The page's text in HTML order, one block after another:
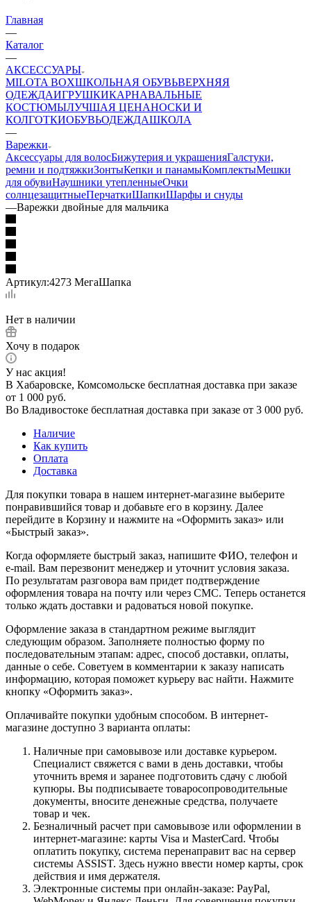
Главная
—
Каталог
—
АКСЕССУАРЫ
MILOTA BOXШКОЛЬНАЯ ОБУВЬВЕРХНЯЯ
ОДЕЖДАИГРУШКИКАРНАВАЛЬНЫЕ
КОСТЮМЫЛУЧШАЯ ЦЕНАНОСКИ И
КОЛГОТКИОБУВЬОДЕЖДАШКОЛА
—
Варежки
Аксессуары для волосБижутерия и украшенияГалстуки,
ремни и подтяжкиЗонтыКепки и панамыКомплектыМешки
для обувиНаушники утепленныеОчки
солнцезащитныеПерчаткиШапкиШарфы и снуды
—Варежки двойные для мальчика
Артикул:4273 МегаШапка
Нет в наличии
Хочу в подарок
У нас акция!
В Хабаровске, Комсомольске бесплатная доставка при заказе
от 1 000 руб.
Во Владивостоке бесплатная доставка при заказе от 3 000 руб.
Наличие
Как купить
Оплата
Доставка
Для покупки товара в нашем интернет-магазине выберите
понравившийся товар и добавьте его в корзину. Далее
перейдите в Корзину и нажмите на «Оформить заказ» или
«Быстрый заказ».
Когда оформляете быстрый заказ, напишите ФИО, телефон и
e-mail. Вам перезвонит менеджер и уточнит условия заказа.
По результатам разговора вам придет подтверждение
оформления товара на почту или через СМС. Теперь останется
только ждать доставки и радоваться новой покупке.
Оформление заказа в стандартном режиме выглядит
следующим образом. Заполняете полностью форму по
последовательным этапам: адрес, способ доставки, оплаты,
данные о себе. Советуем в комментарии к заказу написать
информацию, которая поможет курьеру вас найти. Нажмите
кнопку «Оформить заказ».
Оплачивайте покупки удобным способом. В интернет-
магазине доступно 3 варианта оплаты:
Наличные при самовывозе или доставке курьером.
Специалист свяжется с вами в день доставки, чтобы
уточнить время и заранее подготовить сдачу с любой
купюры. Вы подписываете товаросопроводительные
документы, вносите денежные средства, получаете
товар и чек.
Безналичный расчет при самовывозе или оформлении в
интернет-магазине: карты Visa и MasterCard. Чтобы
оплатить покупку, система перенаправит вас на сервер
системы ASSIST. Здесь нужно ввести номер карты, срок
действия и имя держателя.
Электронные системы при онлайн-заказе: PayPal,